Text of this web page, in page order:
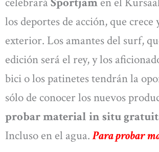
los deportes de acción, que crece
exterior. Los amantes del surf,
edición será el rey, y los
bici o los patinetes tendrán la
sólo de conocer los nuevos
probar material in situ
Incluso en el agua.Para probar